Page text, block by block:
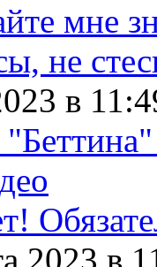
мне
не
в
2023 в